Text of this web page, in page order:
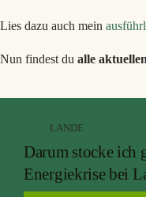
Lies dazu auch mein
Nun findest du alle
LANDE
Darum stocke ich
Energiekrise bei